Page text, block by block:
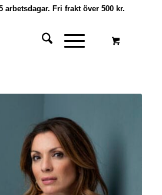
arbetsdagar. Fri frakt över 500 kr.